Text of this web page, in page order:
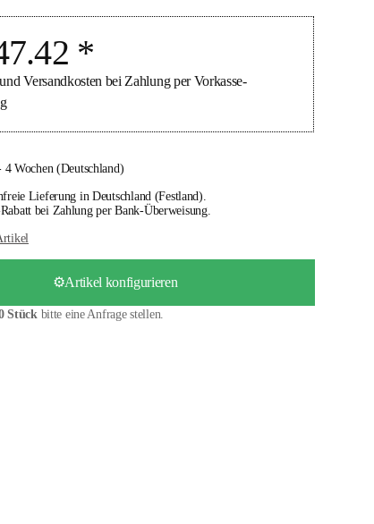
*
Versandkosten bei Zahlung per Vorkasse-
Wochen (Deutschland)
Lieferung in Deutschland (Festland).
bei Zahlung per Bank-Überweisung.
⚙️Artikel konfigurieren
Stückbitte eine Anfrage stellen.